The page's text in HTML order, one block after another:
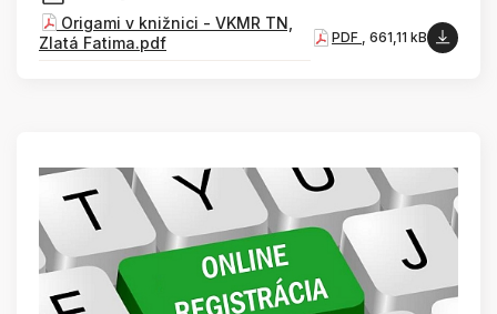
Origami v knižnici - VKMR TN,
Zlatá Fatima.pdf
PDF , 661,11 kB